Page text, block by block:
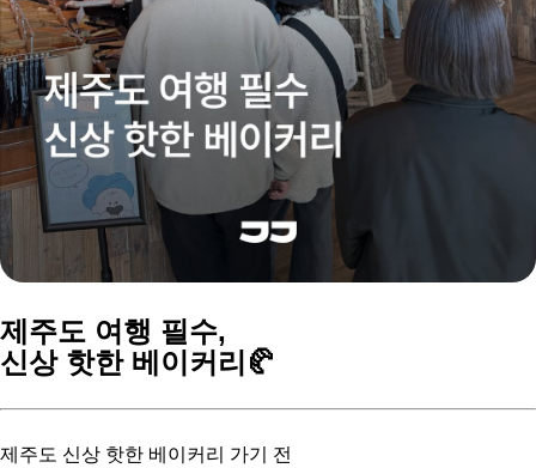
제주도 여행 필수,
신상 핫한 베이커리🥐
제주도 신상 핫한 베이커리 가기 전